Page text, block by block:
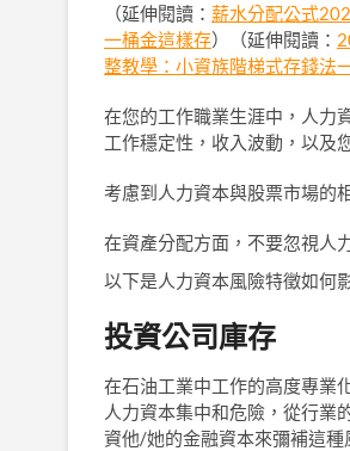
（延伸閱讀： 薪水分配公式
一桶金這樣存）（延伸閱讀：
整教學：小資族階梯式存錢法
在您的工作職業生涯中，人力
工作穩定性，收入波動，以及
考慮到人力資本與股票市場的
在資產分配方面，不要忽視人
以下是人力資本風險特徵如何
投資公司庫存
在石油工業中工作的高度專業
人力資本集中和危險，從行業
資他/她的金融資本來彌補這種